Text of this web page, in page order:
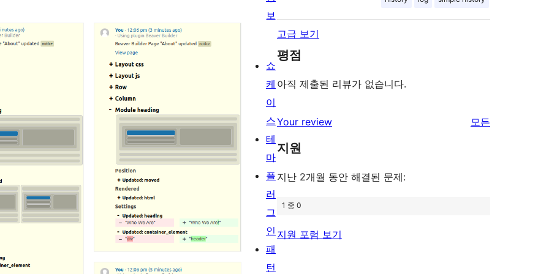
고급 보기
평점
아직 제출된 리뷰가 없습니다.
Your review 모든
지원
지난 2개월 동안 해결된 문제:
1 중 0
지원 포럼 보기
보
쇼
케
이
스
테
마
플
러
그
인
패
턴